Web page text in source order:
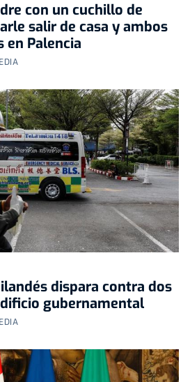
con un cuchillo de
salir de casa y ambos
en Palencia
dispara contra dos
gubernamental